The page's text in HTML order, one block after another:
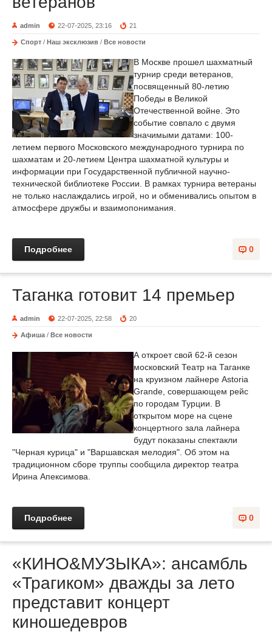
admin 22-07-2025, 23:16 21
Спорт / Наш эксклюзив / Все новости
В Москве прошел шахматный
турнир среди ветеранов,
посвященный 80-летию
Победы в Великой
Отечественной войне. Это
событие совпало с двумя
значимыми датами: 100-
летием первого Московского международного турнира по
шахматам и 20-летием Центра шахматной культуры и
информации при Государственной публичной научно-
технической библиотеке России. В рамках турнира ветераны
не только наслаждались игрой, но и обменивались опытом в
атмосфере дружбы и взаимопонимания.
0
Подробнее
Таганка готовит 14 премьер
admin 22-07-2025, 22:58 20
Афиша / Все новости
А откроет свой 62-й сезон
московский Театр на Таганке
на круизном лайнере Astoria
Grande, совершающем рейс
по городам Турции. В
открытом море на сцене
концертного зала лайнера
будут показаны спектакли
"Черная курица" и "Варшавская мелодия". Об этом на
традиционном сборе труппы сообщила директор театра
Ирина Апексимова.
0
Подробнее
«КИНО&МУЗЫКА»: ансамбль
«Трагиком» дважды за лето
представит концерт
киношедевров